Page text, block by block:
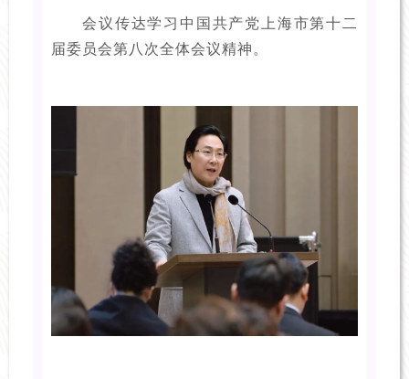
会议传达学习中国共产党上海市第十二
届委员会第八次全体会议精神。